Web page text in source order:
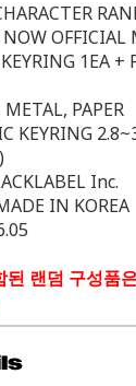
OFFICIAL
1EA +
PAPER
KEYRING
Inc.
IN KOREA
된 랜덤 구성품